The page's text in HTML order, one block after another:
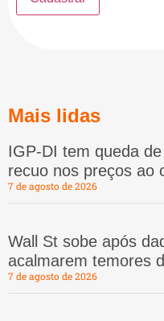
Mais lidas
IGP-DI tem queda
recuo nos preços ao
7 de agosto de 2026
Wall St sobe após
acalmarem temores
7 de agosto de 2026